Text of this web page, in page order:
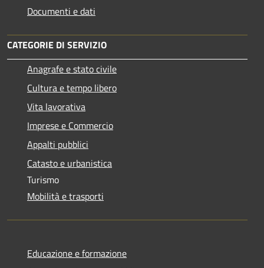
Documenti e dati
CATEGORIE DI SERVIZIO
Anagrafe e stato civile
Cultura e tempo libero
Vita lavorativa
Imprese e Commercio
Appalti pubblici
Catasto e urbanistica
Turismo
Mobilità e trasporti
Educazione e formazione